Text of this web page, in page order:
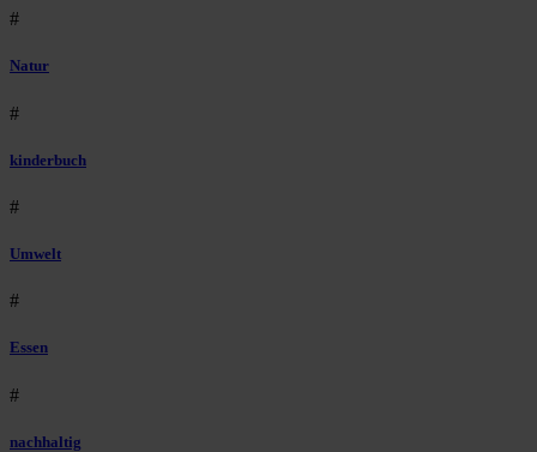
#
Natur
#
kinderbuch
#
Umwelt
#
Essen
#
nachhaltig